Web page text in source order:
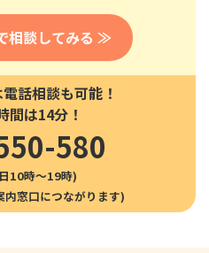
相談してみる ≫
話相談も可能！
間は14分！
580
10時〜19時)